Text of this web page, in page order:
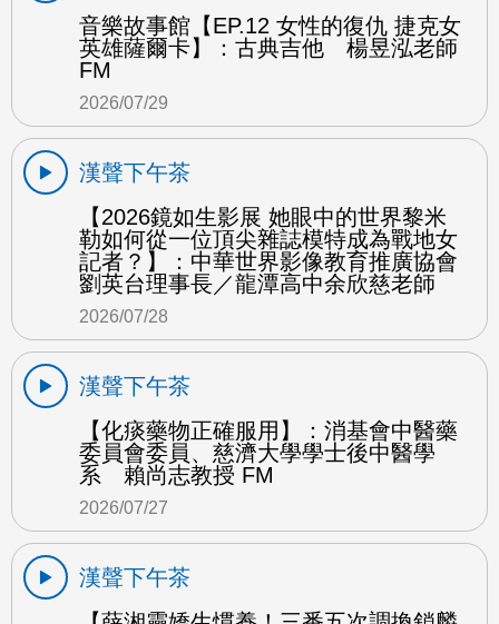
音樂故事館【EP.12 女性的復仇 捷克女
英雄薩爾卡】：古典吉他 楊昱泓老師
FM
2026/07/29
漢聲下午茶
【2026鏡如生影展 她眼中的世界黎米
勒如何從一位頂尖雜誌模特成為戰地女
記者？】：中華世界影像教育推廣協會
劉英台理事長／龍潭高中余欣慈老師
2026/07/28
漢聲下午茶
【化痰藥物正確服用】：消基會中醫藥
委員會委員、慈濟大學學士後中醫學
系 賴尚志教授 FM
2026/07/27
漢聲下午茶